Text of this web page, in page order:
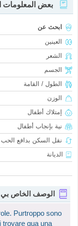
بعض المعلومات
ابحث عن
العينين
الشعر
الجسم
الطول / القامة
الوزن
إمتلاك أطفال
نية بإنجاب أطفال
نقل السكن بدافع الحب
الديانة
الوصف الخاص بي
Purtroppo sono
trovare qua una